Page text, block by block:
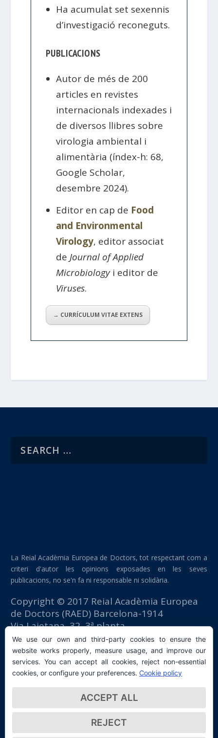
Ha acumulat set sexennis
d’investigació reconeguts.
PUBLICACIONS
Autor de més de 200
articles en revistes
internacionals indexades i
de diversos llibres sobre
virologia ambiental i
alimentària (índex-h: 68,
Google Scholar,
desembre 2024).
Editor en cap de Food
and Environmental
Virology, editor associat
de Journal of Applied
Microbiologyi editor de
Viruses.
→ CURRÍCULUM VITAE EXTENS
La Reial Acadèmia Europea de Doctors, tot respectant com a
criteri d'autor les opinions exposades en les seves
publicacions, no se'n fa ni responsable ni solidària.
Copyright © 2017 Reial Acadèmia Europea
de Doctors (RAED) Barcelona-1914
Via Laietana, 32, 3ª planta
Edifici Foment del Treball
08003 Barcelona (España)
tlf: +34 93 667 40 54
secretaria@raed.academy
Contacte i subscripció a la Newsletter
Política de privacitat
We use our own and third-party cookies to ensure the
website works properly, measure usage, and improve our
services. You can accept all cookies, reject non-essential
cookies, or configure your preferences. Cookie policy
ACCEPT ALL
REJECT